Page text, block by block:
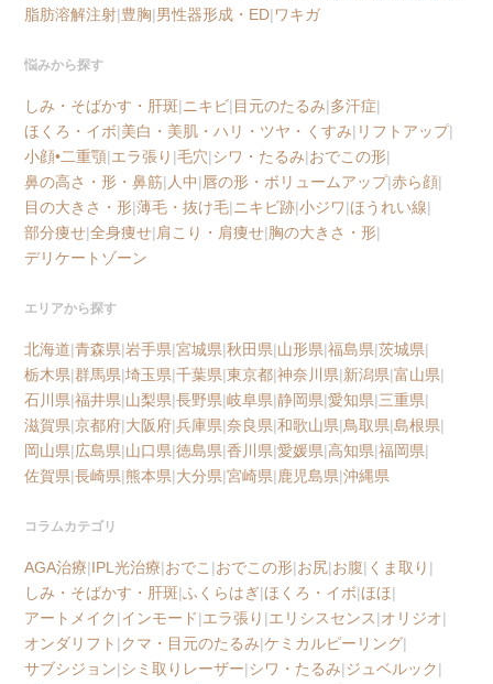
脂肪溶解注射|豊胸|男性器形成・ED|ワキガ
悩みから探す
しみ・そばかす・肝斑|ニキビ|目元のたるみ|多汗症|
ほくろ・イボ|美白・美肌・ハリ・ツヤ・くすみ| リフトアップ|
小顔•二重顎|エラ張り |毛穴|シワ・たるみ|おでこの形|
鼻の高さ・形・鼻筋|人中|唇の形・ボリュームアップ|赤ら顔|
目の大きさ・形|薄毛・抜け毛|ニキビ跡|小ジワ|ほうれい線|
部分痩せ|全身痩せ|肩こり・肩痩せ|胸の大きさ・形|
デリケートゾーン
エリアから探す
北海道|青森県|岩手県|宮城県|秋田県|山形県|福島県|茨城県|
栃木県|群馬県|埼玉県|千葉県|東京都|神奈川県|新潟県|富山県|
石川県|福井県|山梨県|長野県|岐阜県|静岡県|愛知県|三重県|
滋賀県|京都府|大阪府|兵庫県|奈良県|和歌山県|鳥取県|島根県|
岡山県|広島県|山口県|徳島県|香川県|愛媛県|高知県|福岡県|
佐賀県|長崎県|熊本県|大分県|宮崎県|鹿児島県|沖縄県
コラムカテゴリ
AGA治療|IPL光治療|おでこ |おでこの形|お尻|お腹| くま取り |
しみ・そばかす・肝斑|ふくらはぎ|ほくろ・イボ|ほほ|
アートメイク|インモード|エラ張り |エリシスセンス|オリジオ|
オンダリフト |クマ・目元のたるみ|ケミカルピーリング|
サブシジョン|シミ取りレーザー|シワ・たるみ|ジュベルック|